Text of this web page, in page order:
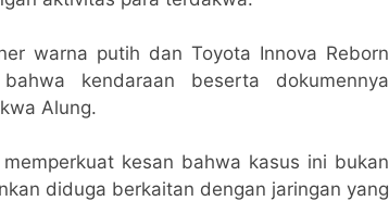
warna putih dan Toyota Innova Reborn
kendaraan beserta dokumennya
Alung.
kesan bahwa kasus ini bukan
diduga berkaitan dengan jaringan yang